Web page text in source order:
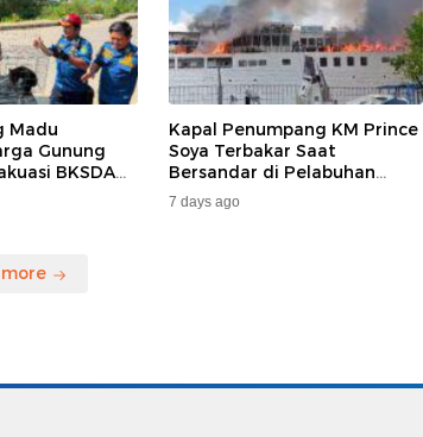
Madu
Gunung
BKSDA
Kapal Penumpang KM Prince
Soya Terbakar Saat
Bersandar di Pelabuhan
Samarinda, Keberangkatan
Penumpang Dialihkan
7 days ago